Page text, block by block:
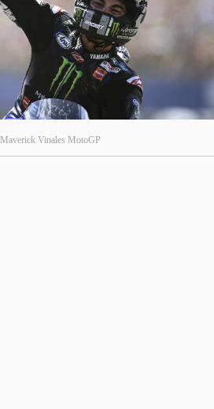
Maverick Vinales MotoGP